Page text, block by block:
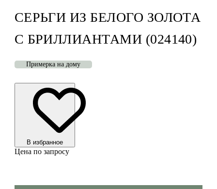
СЕРЬГИ ИЗ БЕЛОГО ЗОЛОТА
С БРИЛЛИАНТАМИ (024140)
Примерка на дому
В избранноe
Цена по запросу